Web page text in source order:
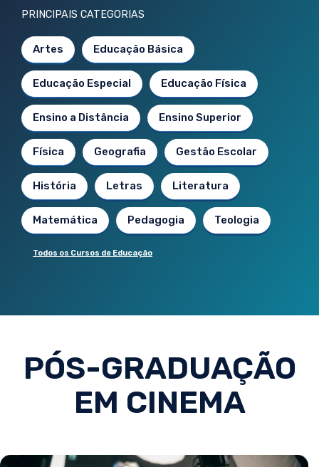
PRINCIPAIS CATEGORIAS
Artes Educação Básica
Educação Especial Educação Física
Ensino a Distância Ensino Superior
Física Geografia Gestão Escolar
História Letras Literatura
Matemática Pedagogia Teologia
Todos os Cursos de Educação
PÓS-GRADUAÇÃO
EM CINEMA